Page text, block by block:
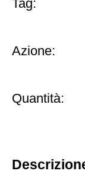
Tag:
Azione:
Quantità: